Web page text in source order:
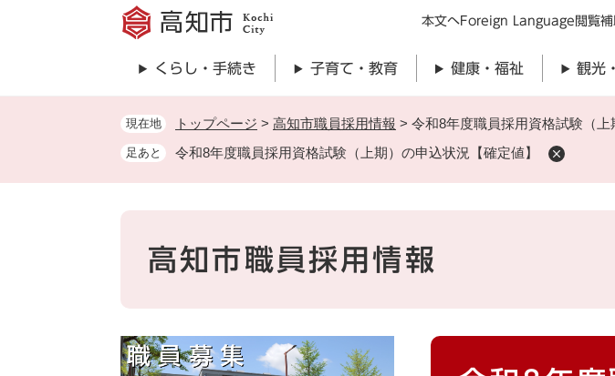
先
。
メニューを
本文へForeign Language 閲覧
くらし・手続き 子育て・教育 健康・福祉 観光
現在地 トップページ > 高知市職員採用情報 > 令和8年度職員採用資格試験（上
足あと 令和8年度職員採用資格試験（上期）の申込状況【確定値】
高知市職員採用情報
本